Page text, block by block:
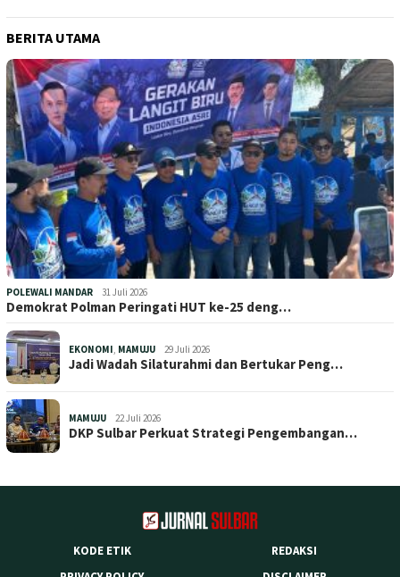
BERITA UTAMA
POLEWALI MANDAR 31 Juli 2026
Demokrat Polman Peringati HUT ke-25 deng…
EKONOMI, MAMUJU 29 Juli 2026
Jadi Wadah Silaturahmi dan Bertukar Peng…
MAMUJU 22 Juli 2026
DKP Sulbar Perkuat Strategi Pengembangan…
KODE ETIK
REDAKSI